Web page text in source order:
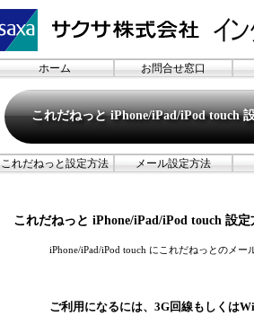
ホーム お問合せ窓口
これだねっと iPhone/iPad/iPod touch
これだねっと設定方法 メール設定方法
これだねっと iPhone/iPad/iPod touch 設定
iPhone/iPad/iPod touch にこれだねっとのメー
ご利用になるには、3G回線もしくは